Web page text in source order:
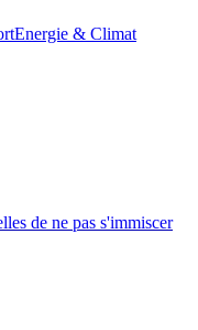
Energie & Climat
de ne pas s'immiscer